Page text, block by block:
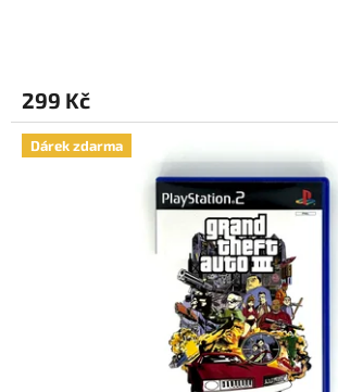
299 Kč
Dárek zdarma